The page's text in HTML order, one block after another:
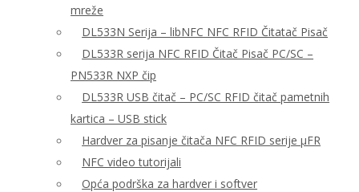
mreže
DL533N Serija – libNFC NFC RFID Čitatač Pisač
DL533R serija NFC RFID Čitač Pisač PC/SC –
PN533R NXP čip
DL533R USB čitač – PC/SC RFID čitač pametnih
kartica – USB stick
Hardver za pisanje čitača NFC RFID serije μFR
NFC video tutorijali
Opća podrška za hardver i softver